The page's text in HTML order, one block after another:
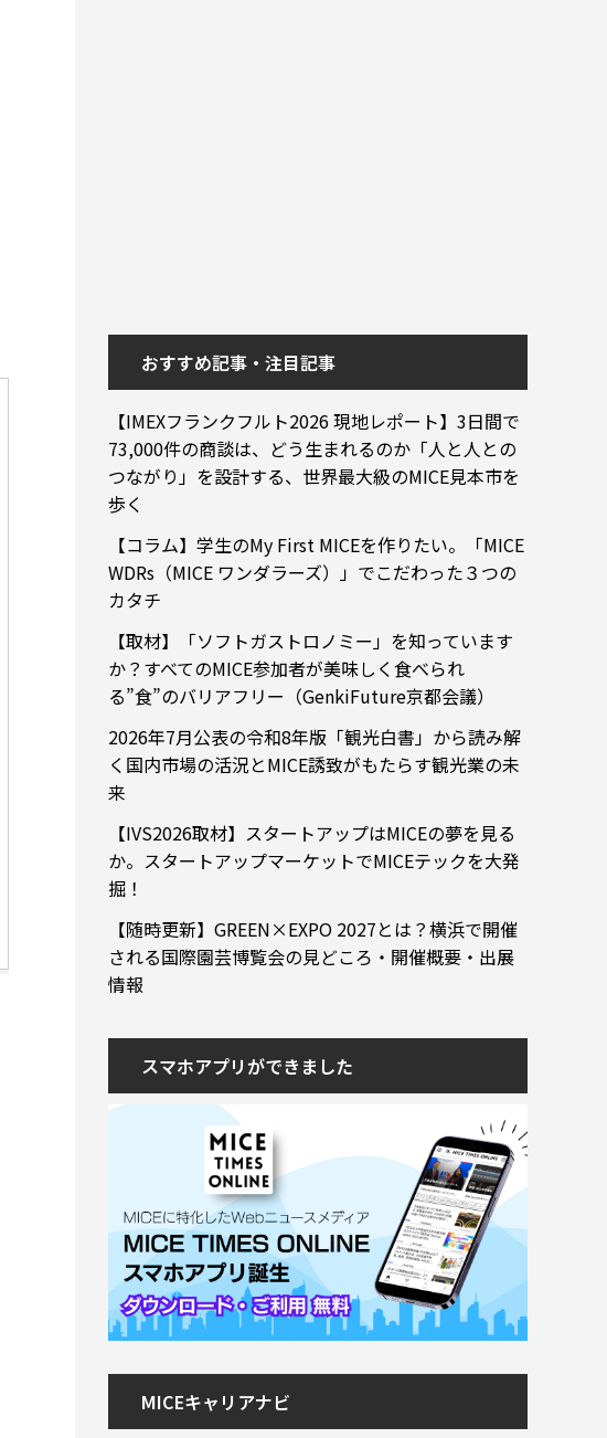
おすすめ記事・注目記事
【IMEXフランクフルト2026 現地レポート】3日間で
73,000件の商談は、どう生まれるのか「人と人との
つながり」を設計する、世界最大級のMICE見本市を
歩く
【コラム】学生のMy First MICEを作りたい。「MICE
WDRs（MICE ワンダラーズ）」でこだわった３つの
カタチ
【取材】「ソフトガストロノミー」を知っています
か？すべてのMICE参加者が美味しく食べられ
る”食”のバリアフリー（GenkiFuture京都会議）
2026年7月公表の令和8年版「観光白書」から読み解
く国内市場の活況とMICE誘致がもたらす観光業の未
来
【IVS2026取材】スタートアップはMICEの夢を見る
か。スタートアップマーケットでMICEテックを大発
掘！
【随時更新】GREEN×EXPO 2027とは？横浜で開催
される国際園芸博覧会の見どころ・開催概要・出展
情報
スマホアプリができました
MICEキャリアナビ